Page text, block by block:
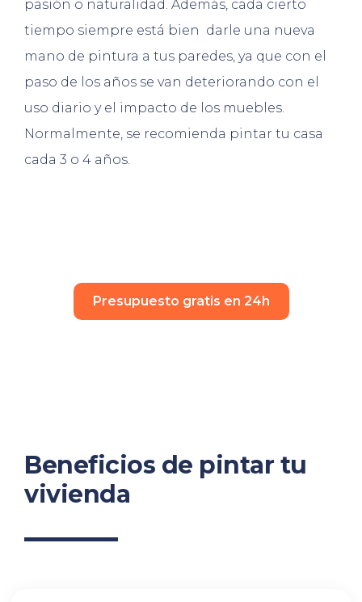
pasión o naturalidad. Además, cada cierto
tiempo siempre está bien darle una nueva
mano de pintura a tus paredes, ya que con el
paso de los años se van deteriorando con el
uso diario y el impacto de los muebles.
Normalmente, se recomienda pintar tu casa
cada 3 o 4 años.
Presupuesto gratis en 24h
Beneficios de pintar tu
vivienda